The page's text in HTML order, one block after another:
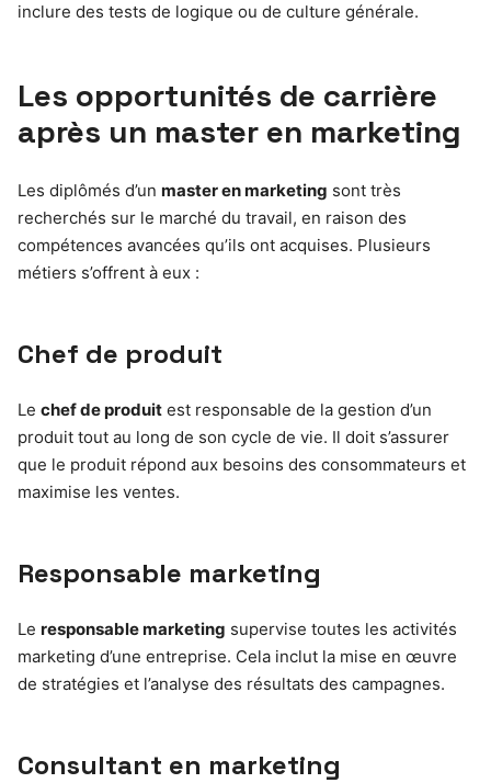
inclure des tests de logique ou de culture générale.
Les opportunités de carrière
après un master en marketing
Les diplômés d’un master en marketing sont très
recherchés sur le marché du travail, en raison des
compétences avancées qu’ils ont acquises. Plusieurs
métiers s’offrent à eux :
Chef de produit
Le chef de produit est responsable de la gestion d’un
produit tout au long de son cycle de vie. Il doit s’assurer
que le produit répond aux besoins des consommateurs et
maximise les ventes.
Responsable marketing
Le responsable marketing supervise toutes les activités
marketing d’une entreprise. Cela inclut la mise en œuvre
de stratégies et l’analyse des résultats des campagnes.
Consultant en marketing